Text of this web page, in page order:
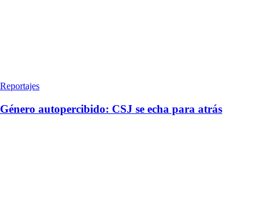
Reportajes
Género autopercibido: CSJ se echa para atrás